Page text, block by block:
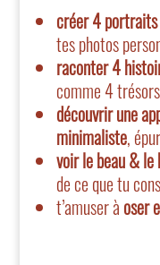
créer 4
tes photos
raconter 4
comme 4
découvrir une
minimaliste,
voir le beau & le
de ce que tu
t’amuser à oser